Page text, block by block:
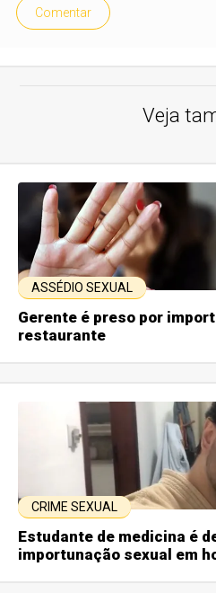
Comentar
Veja
ASSÉDIO SEXUAL
Gerente é preso por
restaurante
CRIME SEXUAL
Estudante de medicina é
importunação sexual em